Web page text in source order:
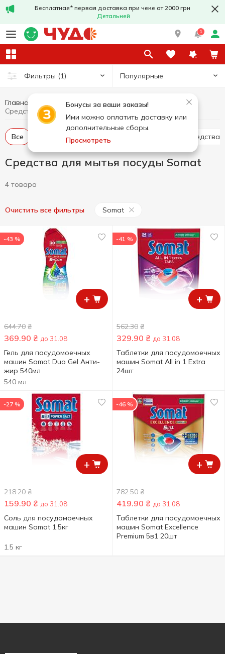
Бесплатная* первая доставка при чеке от 2000 грн
Детальней
1
Фильтры (1) Популярные
Бонусы за ваши заказы!
Ими можно оплатить доставку или
дополнительные сборы.
Просмотреть
Главная Бытовая химия
Все Средства для ручного мытья посуды
Средства для мытья посуды Somat
4 товара
Очистить все фильтры Somat
+
-43 %
644.70 ₴
369.90 ₴ до 31.08
Гель для посудомоечных
машин Somat Duo Gel Анти-
жир 540мл
540 мл
+
-41 %
562.30 ₴
329.90 ₴ до 31.08
Таблетки для посудомоечных
машин Somat All in 1 Extra
24шт
+
-27 %
218.20 ₴
159.90 ₴ до 31.08
Соль для посудомоечных
машин Somat 1,5кг
1.5 кг
+
-46 %
782.50 ₴
419.90 ₴ до 31.08
Таблетки для посудомоечных
машин Somat Excellence
Premium 5в1 20шт